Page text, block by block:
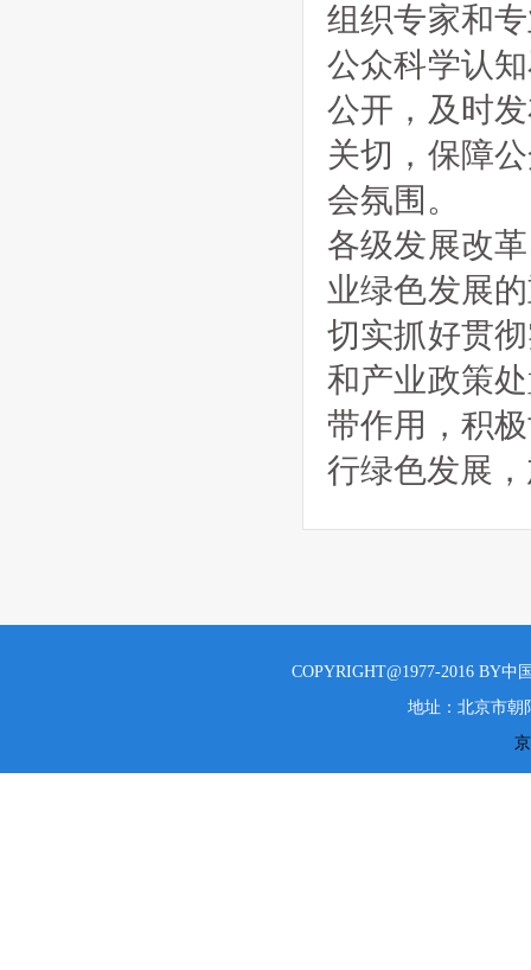
组织专家和
公众科学认
公开，及时
关切，保障
会氛围。
各级发展改
业绿色发展
切实抓好贯
和产业政策
带作用，积
行绿色发展
COPYRIGHT@1977-2016 BY
地址：北京市朝